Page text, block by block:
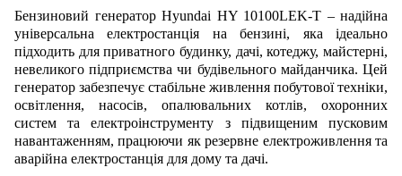
Бензиновий генератор Hyundai HY 10100LEK-T – надійна
універсальнаелектростанція на бензині, яка ідеально
підходить для приватного будинку, дачі, котеджу, майстерні,
невеликого підприємства чи будівельного майданчика. Цей
генератор забезпечує стабільне живлення побутової техніки,
освітлення, насосів, опалювальних котлів, охоронних
систем таелектроінструменту з підвищеним пусковим
навантаженням, працюючи як резервне електроживлення та
аварійна електростанція для дому та дачі.